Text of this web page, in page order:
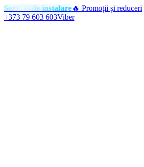
Servicii de instalare 🔥 Promoții și reduceri
+373 79 603 603Viber